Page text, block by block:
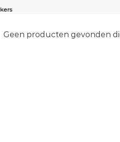
Geen producten gevonden